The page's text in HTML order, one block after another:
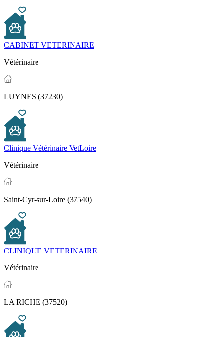
CABINET VETERINAIRE
Vétérinaire
LUYNES (37230)
Clinique Vétérinaire VetLoire
Vétérinaire
Saint-Cyr-sur-Loire (37540)
CLINIQUE VETERINAIRE
Vétérinaire
LA RICHE (37520)